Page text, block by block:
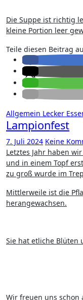
Die Suppe ist richtig
kleine Portion leer
Teile diesen Beitrag
Allgemein Lecker
Lampionfest
7. Juli 2024 Keine
Letztes Jahr haben wir im Herbst eine Physalis ausgepflanzt
und in einem Topf
zu groß wurde im
Mittlerweile ist die
herangewachsen.
Sie hat etliche Blüten
Wir freuen uns schon